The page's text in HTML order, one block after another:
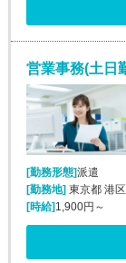
[勤務形態]派遣
[勤務地] 東京都 港区
[時給] 1,900円～